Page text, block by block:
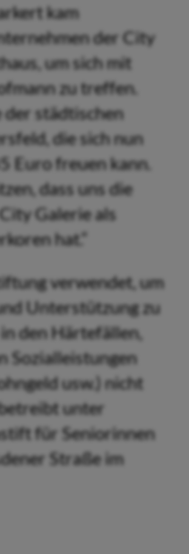
kam
der City
um sich mit
zu treffen.
städtischen
die sich nun
Euro freuen kann.
dass uns die
Galerie als
hat.“
verwendet, um
Unterstützung zu
den Härtefällen,
Sozialleistungen
usw.) nicht
unter
für Seniorinnen
Straße im